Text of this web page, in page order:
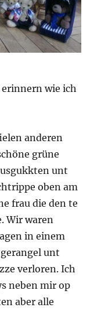
wie ich
anderen
grüne
unt
oben am
frau die den te
Wir waren
in einem
unt
verloren. Ich
neben mir op
aber alle